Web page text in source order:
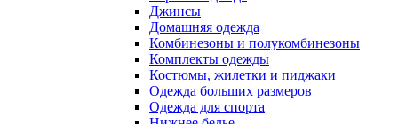
Джинсы
Домашняя одежда
Комбинезоны и полукомбинезоны
Комплекты одежды
Костюмы, жилетки и пиджаки
Одежда больших размеров
Одежда для спорта